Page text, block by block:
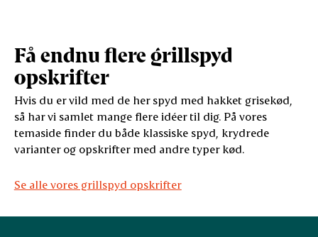
Få endnu flere grillspyd
opskrifter
Hvis du er vild med de her spyd med hakket grisekød,
så har vi samlet mange flere idéer til dig. På vores
temaside finder du både klassiske spyd, krydrede
varianter og opskrifter med andre typer kød.
Se alle vores grillspyd opskrifter